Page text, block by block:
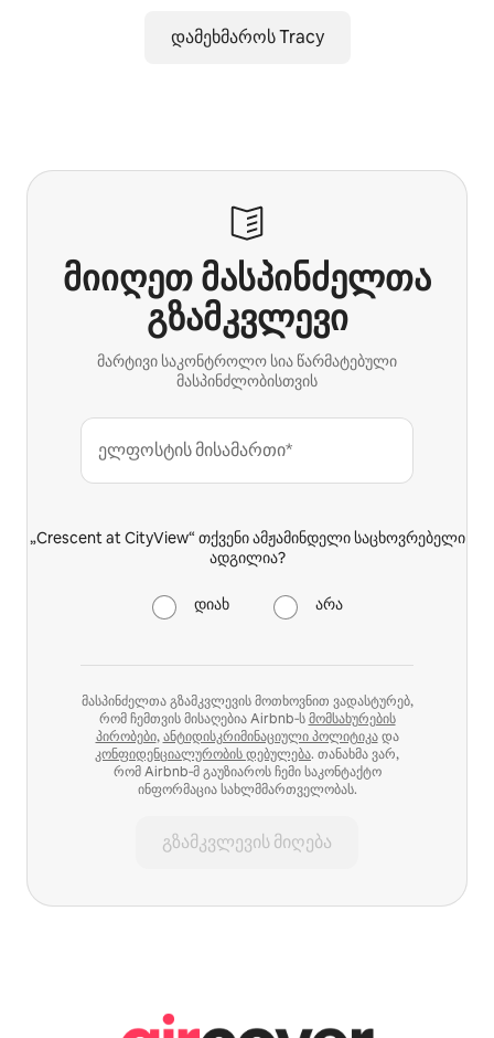
დამეხმაროს Tracy
მიიღეთ მასპინძელთა
გზამკვლევი
მარტივი საკონტროლო სია წარმატებული
მასპინძლობისთვის
ელფოსტის მისამართი*
„Crescent at CityView“ თქვენი ამჟამინდელი საცხოვრებელი
ადგილია?
დიახ არა
მასპინძელთა გზამკვლევის მოთხოვნით ვადასტურებ,
რომ ჩემთვის მისაღებია Airbnb‑სმომსახურების
პირობები,ანტიდისკრიმინაციული პოლიტიკადა
კონფიდენციალურობის დებულება. თანახმა ვარ,
რომ Airbnb‑მ გაუზიაროს ჩემი საკონტაქტო
ინფორმაცია სახლმმართველობას.
გზამკვლევის მიღება